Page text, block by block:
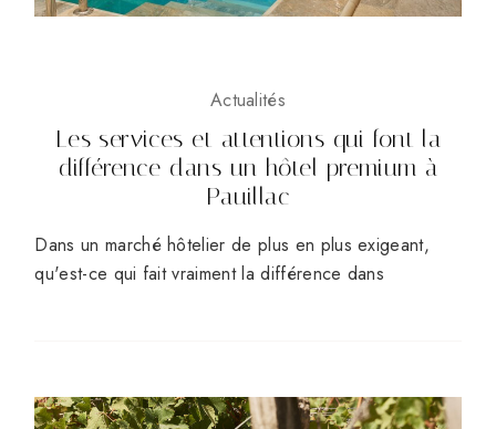
Actualités
Les services et attentions qui font la
différence dans un hôtel premium à
Pauillac
Dans un marché hôtelier de plus en plus exigeant,
qu'est-ce qui fait vraiment la différence dans